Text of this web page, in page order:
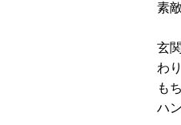
素
玄
わ
も
ハ